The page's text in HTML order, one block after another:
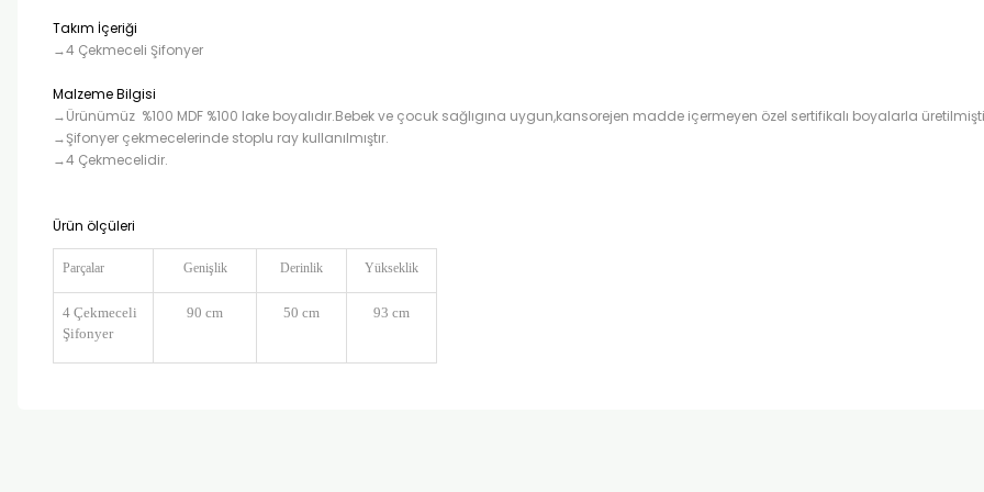
Takım İçeriği
→4 Çekmeceli Şifonyer
Malzeme Bilgisi
→Ürünümüz %100 MDF %100 lake boyalıdır.Bebek ve çocuk sağlıgına uygun,kansorejen madde içermeyen özel sertifikalı boyalarla
→Şifonyer çekmecelerinde stoplu ray kullanılmıştır.
→4 Çekmecelidir.
Ürün ölçüleri
Parçalar Genişlik Derinlik Yükseklik
4 Çekmeceli
Şifonyer
90 cm 50 cm 93 cm